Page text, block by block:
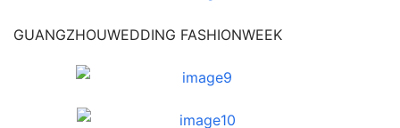
GUANGZHOUWEDDING FASHIONWEEK